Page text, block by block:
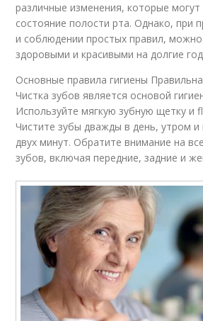
различные изменения, которые могут
состояние полости рта. Однако, при
и соблюдении простых правил,
здоровыми и красивыми на долгие
Основные правила гигиены
Чистка зубов является основой
Используйте мягкую зубную щетку и
Чистите зубы дважды в день, утром и
двух минут. Обратите внимание на
зубов, включая передние, задние и